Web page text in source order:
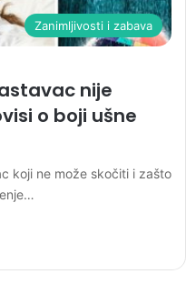
Zanimljivosti i zabava
nije
o boji ušne
koji ne može skočiti i zašto